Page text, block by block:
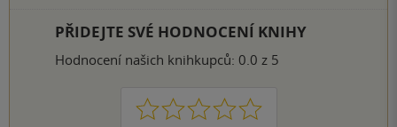
PŘIDEJTE SVÉ HODNOCENÍ KNIHY
Hodnocení našich knihkupců: 0.0 z 5
1 2 3 4 5